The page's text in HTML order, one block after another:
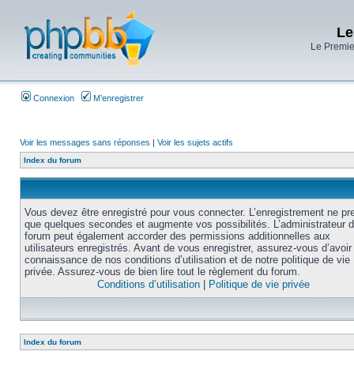
Le
Connexion M’enregistrer
Voir les messages sans réponses | Voir les sujets actifs
Index du forum
Vous devez être enregistré pour vous connecter. L’enregistrement ne
que quelques secondes et augmente vos possibilités. L’administrateur
forum peut également accorder des permissions additionnelles aux
utilisateurs enregistrés. Avant de vous enregistrer, assurez-vous
connaissance de nos conditions d’utilisation et de notre politique de vie
privée. Assurez-vous de bien lire tout le règlement du forum.
Conditions d’utilisation
Politique de vie privée
Index du forum